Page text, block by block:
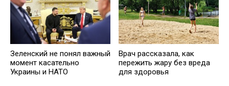
Зеленский не понял важный
момент касательно
Украины и НАТО
Врач рассказала, как
пережить жару без вреда
для здоровья